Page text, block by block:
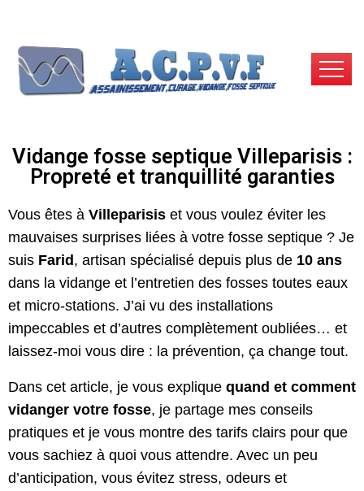
Vidange fosse septique Villeparisis :
Propreté et tranquillité garanties
Vous êtes à Villeparisis et vous voulez éviter les
mauvaises surprises liées à votre fosse septique ? Je
suis Farid, artisan spécialisé depuis plus de 10 ans
dans la vidange et l’entretien des fosses toutes eaux
et micro-stations. J’ai vu des installations
impeccables et d’autres complètement oubliées… et
laissez-moi vous dire : la prévention, ça change tout.
Dans cet article, je vous explique quand et comment
vidanger votre fosse, je partage mes conseils
pratiques et je vous montre des tarifs clairs pour que
vous sachiez à quoi vous attendre. Avec un peu
d’anticipation, vous évitez stress, odeurs et